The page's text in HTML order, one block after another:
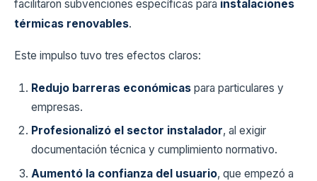
facilitaron subvenciones específicas para instalaciones
térmicas renovables.
Este impulso tuvo tres efectos claros:
Redujo barreras económicas para particulares y
empresas.
Profesionalizó el sector instalador, al exigir
documentación técnica y cumplimiento normativo.
Aumentó la confianza del usuario, que empezó a